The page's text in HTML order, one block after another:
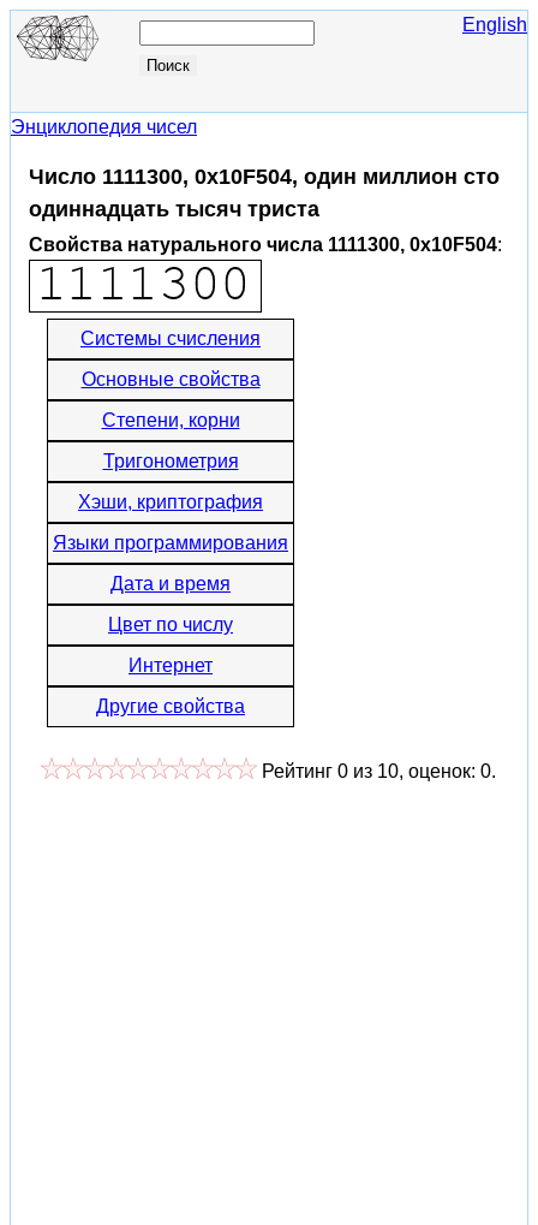
English
Энциклопедия чисел
Число 1111300, 0x10F504, один миллион сто
одиннадцать тысяч триста
Свойства натурального числа 1111300, 0x10F504:
Системы счисления
Основные свойства
Степени, корни
Тригонометрия
Хэши, криптография
Языки программирования
Дата и время
Цвет по числу
Интернет
Другие свойства
Рейтинг 0 из 10, оценок: 0.